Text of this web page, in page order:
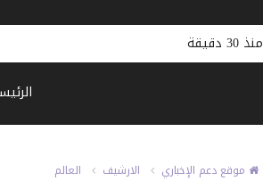
منذ 30 دقيقة
موقع دعم الإخباري الارشيف العالم